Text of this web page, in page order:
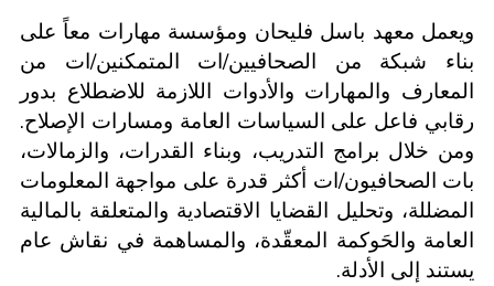
ويعمل معهد باسل فليحان ومؤسسة مهارات معاً على
بناء شبكة من الصحافيين/ات المتمكنين/ات من
المعارف والمهارات والأدوات اللازمة للاضطلاع بدور
رقابي فاعل على السياسات العامة ومسارات الإصلاح.
ومن خلال برامج التدريب، وبناء القدرات، والزمالات،
بات الصحافيون/ات أكثر قدرة على مواجهة المعلومات
المضللة، وتحليل القضايا الاقتصادية والمتعلقة بالمالية
العامة والحَوكمة المعقّدة، والمساهمة في نقاش عام
يستند إلى الأدلة.